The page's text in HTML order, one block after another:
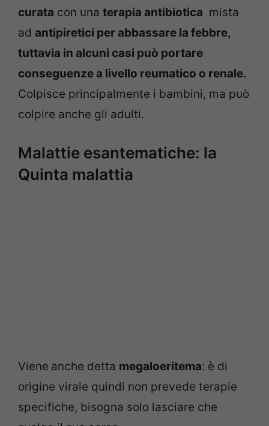
curata con una terapia antibiotica mista
ad antipiretici per abbassare la febbre,
tuttavia in alcuni casi può portare
conseguenze a livello reumatico o renale.
Colpisce principalmente i bambini, ma può
colpire anche gli adulti.
Malattie esantematiche: la
Quinta malattia
Viene anche detta megaloeritema: è di
origine virale quindi non prevede terapie
specifiche, bisogna solo lasciare che